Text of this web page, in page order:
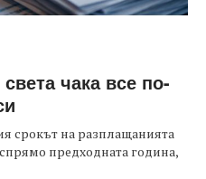
чака все по-
срокът на разплащанията
предходната година,